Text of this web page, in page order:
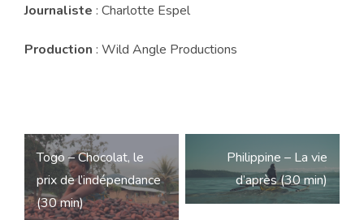
Journaliste : Charlotte Espel
Production : Wild Angle Productions
Navigation
de
l’article
Togo – Chocolat, le
prix de l’indépendance
(30 min)
Philippine – La vie
d’après (30 min)